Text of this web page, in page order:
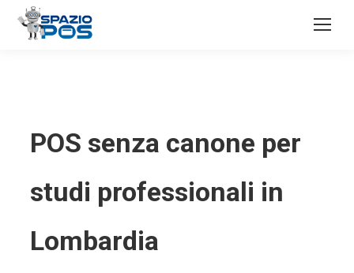
POS senza canone per
studi professionali in
Lombardia